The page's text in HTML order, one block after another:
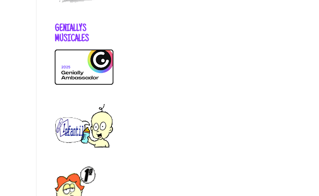
GENIALLYS
MUSICALES